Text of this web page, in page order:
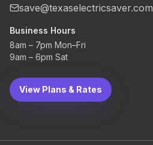
save@texaselectricsaver.com
Business Hours
8am – 7pm Mon–Fri
9am – 6pm Sat
View Plans & Rates